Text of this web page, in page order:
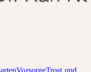
VorsorgeTrost und